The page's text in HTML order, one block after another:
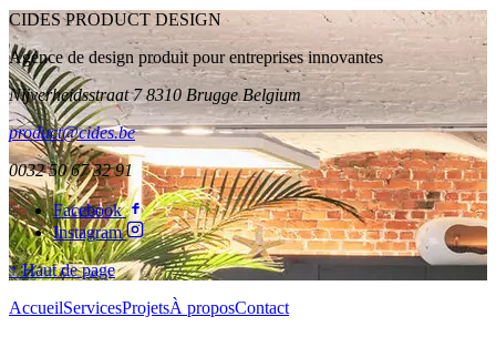
CIDES PRODUCT DESIGN
Agence de design produit pour entreprises innovantes
Nijverheidsstraat 7 8310 Brugge Belgium
product@cides.be
0032 50 67 32 91
Facebook
Instagram
↑ Haut de page
AccueilServicesProjetsÀ proposContact